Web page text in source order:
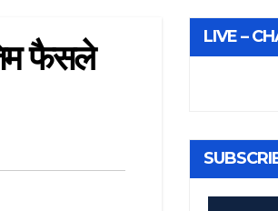
फैसले
LIVE –